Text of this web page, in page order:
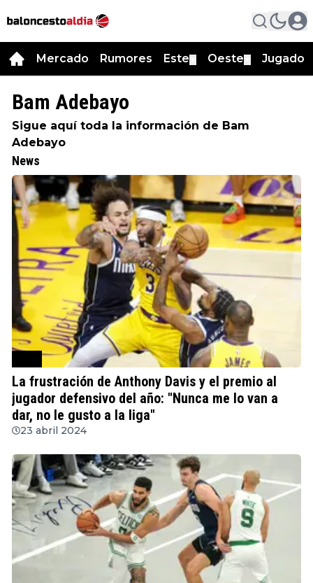
Mercado Rumores Este Oeste
Bam Adebayo
Sigue aquí toda la información de Bam
Adebayo
News
La frustración de Anthony Davis y el premio al
jugador defensivo del año: "Nunca me lo van a
dar, no le gusto a la liga"
23 abril 2024